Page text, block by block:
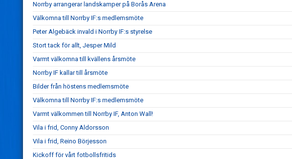
Norrby arrangerar landskamper på Borås Arena
Välkomna till Norrby IF:s medlemsmöte
Peter Algebäck invald i Norrby IF:s styrelse
Stort tack för allt, Jesper Mild
Varmt välkomna till kvällens årsmöte
Norrby IF kallar till årsmöte
Bilder från höstens medlemsmöte
Välkomna till Norrby IF:s medlemsmöte
Varmt välkommen till Norrby IF, Anton Wall!
Vila i frid, Conny Aldorsson
Vila i frid, Reino Börjesson
Kickoff för vårt fotbollsfritids